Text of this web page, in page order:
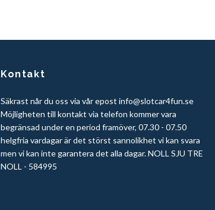
Kontakt
Säkrast når du oss via vår epost info@slotcar4fun.se
Möjligheten till kontakt via telefon kommer vara
begränsad under en period framöver, 07.30 - 07.50
helgfria vardagar är det störst sannolikhet vi kan svara
men vi kan inte garantera det alla dagar. NOLL SJU TRE
NOLL - 584995